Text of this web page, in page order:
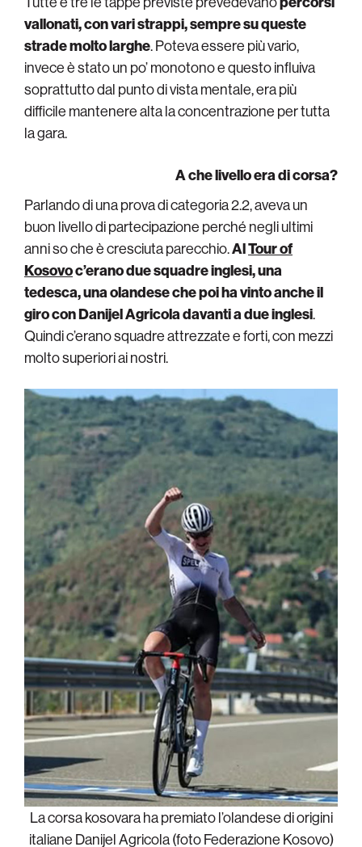
vallonati, con vari strappi, sempre su queste
strade molto larghe. Poteva essere più vario,
invece è stato un po’ monotono e questo influiva
soprattutto dal punto di vista mentale, era più
difficile mantenere alta la concentrazione per tutta
la gara.
A che livello era di corsa?
Parlando di una prova di categoria 2.2, aveva un
buon livello di partecipazione perché negli ultimi
anni so che è cresciuta parecchio.AlTour of
Kosovoc’erano due squadre inglesi, una
tedesca, una olandese che poi ha vinto anche il
giro con Danijel Agricola davanti a due inglesi.
Quindi c’erano squadre attrezzate e forti, con mezzi
molto superiori ai nostri.
La corsa kosovara ha premiato l’olandese di origini
italiane Danijel Agricola (foto Federazione Kosovo)